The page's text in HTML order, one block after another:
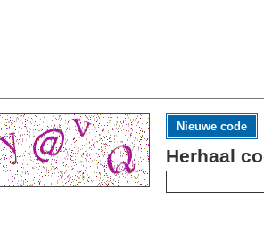
Nieuwe code
Herhaal